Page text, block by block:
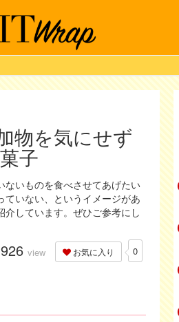
物を気にせず
子
ないものを食べさせてあげたい
いない、というイメージがあ
しています。ぜひご参考にし
view お気に入り 0